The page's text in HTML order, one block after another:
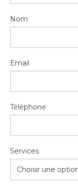
Nom
Email
Téléphone
Services
Choisir une